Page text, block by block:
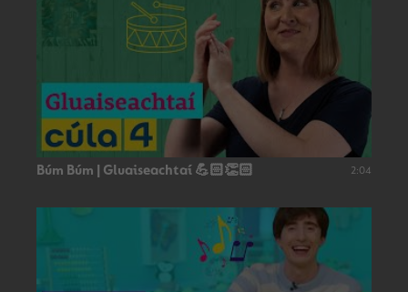
Búm Búm | Gluaiseachtaí 💪🏻👏🏻 2:04